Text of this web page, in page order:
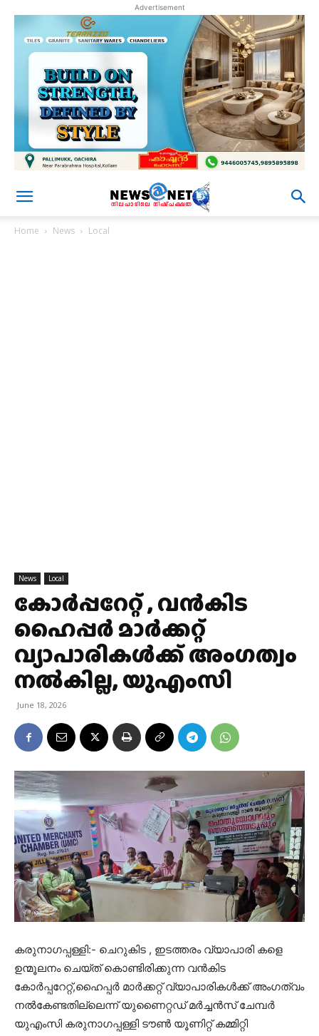
Advertisement
Home News Local
News Local
കോർപ്പറേറ്റ് , വൻകിട
ഹൈപ്പർ മാർക്കറ്റ്
വ്യാപാരികൾക്ക് അംഗത്വം
നൽകില്ല, യുഎംസി
June 18, 2026
കരുനാഗപ്പള്ളി:- ചെറുകിട , ഇടത്തരം വ്യാപാരി കളെ
ഉന്മൂലനം ചെയ്ത് കൊണ്ടിരിക്കുന്ന വൻകിട
കോർപ്പറേറ്റ്,ഹൈപ്പർ മാർക്കറ്റ് വ്യാപാരികൾക്ക് അംഗത്വം
നൽകേണ്ടതില്ലെന്ന് യുണൈറ്റഡ് മർച്ചൻസ് ചേമ്പർ
യുഎംസി കരുനാഗപ്പള്ളി ടൗൺ യൂണിറ്റ് കമ്മിറ്റി